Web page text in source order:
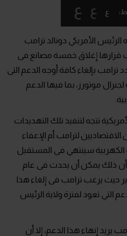
ع ع ع
الأمريكي دونالد ترامب
قرارها إغلاق خمسة مصانع فى
ترامب بإلغاء كافة أوجه الدعم التى
موتورز، بما فيها الدعم
تتجه لتنفيذ تلك التهديدات
لترامب أم الإعفاء
الكهربية سينتهي فى المستقبل
أن ذلك يمكن أن يحدث فى عام
أبعد تقدير حيث يرغب ترامب فى إلغاء هذا
التي تعود لفترة ولاية الرئيس
يريد إنهاء هذا الدعم، إلا أن